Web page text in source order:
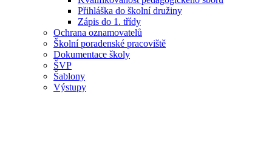
Přihláška do školní družiny
Zápis do 1. třídy
Ochrana oznamovatelů
Školní poradenské pracoviště
Dokumentace školy
ŠVP
Šablony
Výstupy